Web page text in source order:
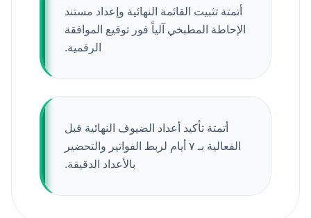
أتمتة تثبيت القائمة النهائية وإعداد مستند
الإحاطة المطبخي آلياً فور توقيع الموافقة
الرقمية.
أتمتة تأكيد أعداد الضيوف النهائية قبل
الفعالية بـ ٧ أيام لربط الفواتير والتحضير
بالأعداد الدقيقة.